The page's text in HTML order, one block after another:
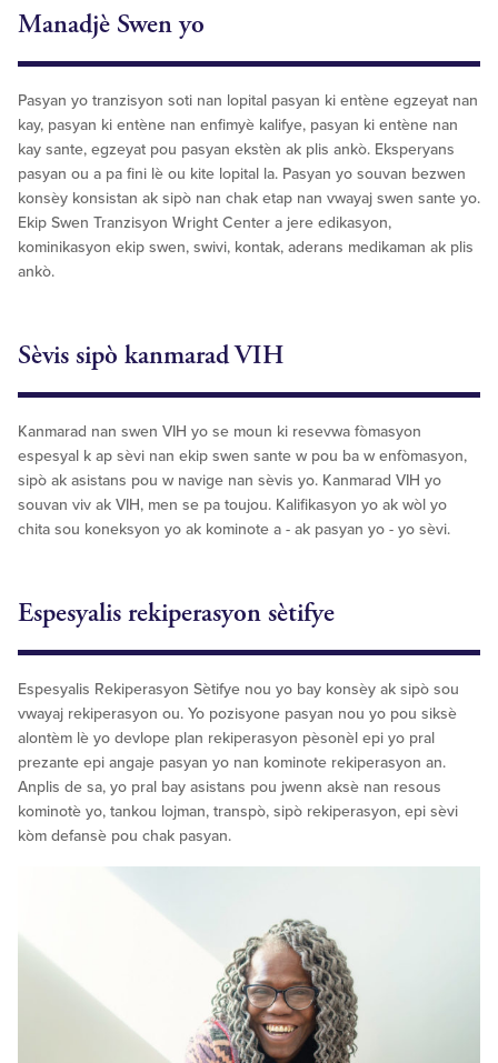
Manadjè Swen yo
Pasyan yo tranzisyon soti nan lopital pasyan ki entène egzeyat nan
kay, pasyan ki entène nan enfimyè kalifye, pasyan ki entène nan
kay sante, egzeyat pou pasyan ekstèn ak plis ankò. Eksperyans
pasyan ou a pa fini lè ou kite lopital la. Pasyan yo souvan bezwen
konsèy konsistan ak sipò nan chak etap nan vwayaj swen sante yo.
Ekip Swen Tranzisyon Wright Center a jere edikasyon,
kominikasyon ekip swen, swivi, kontak, aderans medikaman ak plis
ankò.
Sèvis sipò kanmarad VIH
Kanmarad nan swen VIH yo se moun ki resevwa fòmasyon
espesyal k ap sèvi nan ekip swen sante w pou ba w enfòmasyon,
sipò ak asistans pou w navige nan sèvis yo. Kanmarad VIH yo
souvan viv ak VIH, men se pa toujou. Kalifikasyon yo ak wòl yo
chita sou koneksyon yo ak kominote a - ak pasyan yo - yo sèvi.
Espesyalis rekiperasyon sètifye
Espesyalis Rekiperasyon Sètifye nou yo bay konsèy ak sipò sou
vwayaj rekiperasyon ou. Yo pozisyone pasyan nou yo pou siksè
alontèm lè yo devlope plan rekiperasyon pèsonèl epi yo pral
prezante epi angaje pasyan yo nan kominote rekiperasyon an.
Anplis de sa, yo pral bay asistans pou jwenn aksè nan resous
kominotè yo, tankou lojman, transpò, sipò rekiperasyon, epi sèvi
kòm defansè pou chak pasyan.